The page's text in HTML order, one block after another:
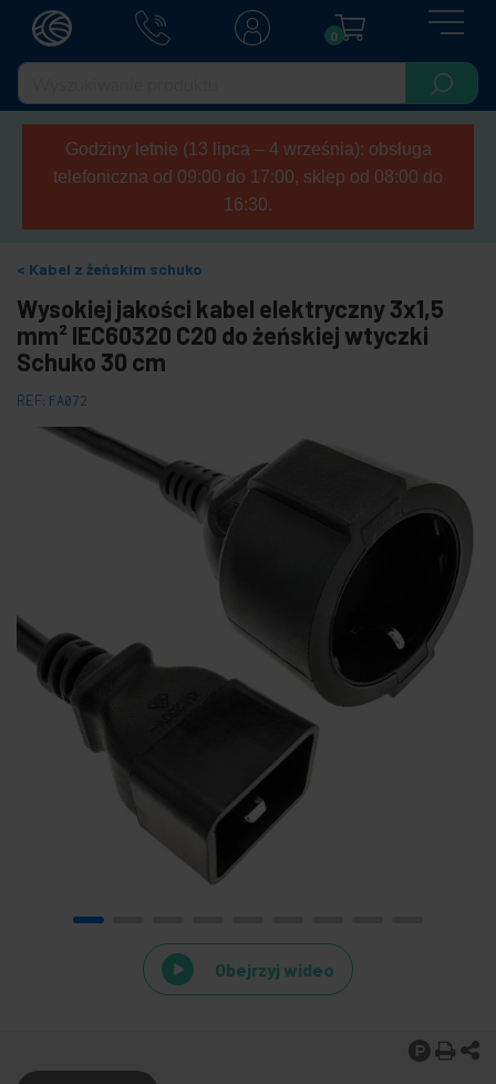
0
Godziny letnie (13 lipca – 4 września): obsługa
telefoniczna od 09:00 do 17:00, sklep od 08:00 do
16:30.
Kabel z żeńskim schuko
Wysokiej jakości kabel elektryczny 3x1,5
mm² IEC60320 C20 do żeńskiej wtyczki
Schuko 30 cm
REF: FA072
Obejrzyj wideo